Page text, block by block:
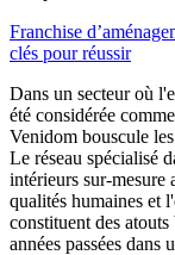
Franchise
clés pour réussir
Dans un secteur où
été considérée
Venidom bouscule
Le réseau spécialisé
intérieurs sur-
qualités humaines et
constituent des
années passées dans